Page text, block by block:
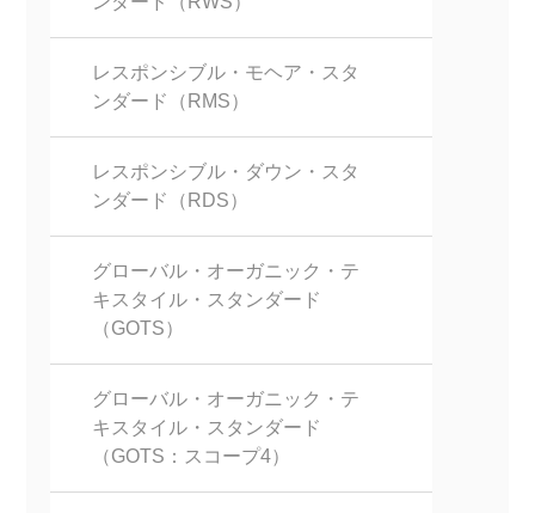
レスポンシブル・モヘア・スタ
ンダード（RMS）
レスポンシブル・ダウン・スタ
ンダード（RDS）
グローバル・オーガニック・テ
キスタイル・スタンダード
（GOTS）
グローバル・オーガニック・テ
キスタイル・スタンダード
（GOTS：スコープ4）